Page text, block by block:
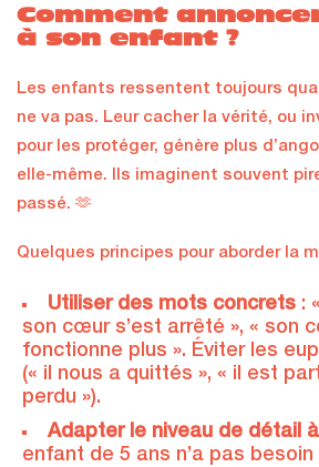
Comment
à son enfant ?
Les enfants ressentent toujours
ne va pas. Leur cacher la vérité, ou
pour les protéger, génère plus
elle-même. Ils imaginent souvent
passé. 🫶
Quelques principes pour aborder la
Utiliser des mots concrets :
son cœur s’est arrêté », « son
fonctionne plus ». Éviter les
(« il nous a quittés », « il est
perdu »).
Adapter le niveau de détail à
enfant de 5 ans n’a pas